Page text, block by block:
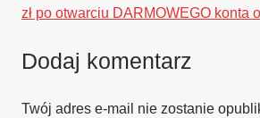
zł po otwarciu DARMOWEGO konta
Dodaj komentarz
Twój adres e-mail nie zostanie